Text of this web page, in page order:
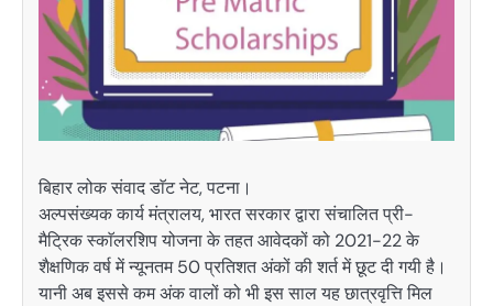
बिहार लोक संवाद डाॅट नेट, पटना।
अल्पसंख्यक कार्य मंत्रालय, भारत सरकार द्वारा संचालित प्री-
मैट्रिक स्काॅलरशिप योजना के तहत आवेदकों को 2021-22 के
शैक्षणिक वर्ष में न्यूनतम 50 प्रतिशत अंकों की शर्त में छूट दी गयी है।
यानी अब इससे कम अंक वालों को भी इस साल यह छात्रवृत्ति मिल